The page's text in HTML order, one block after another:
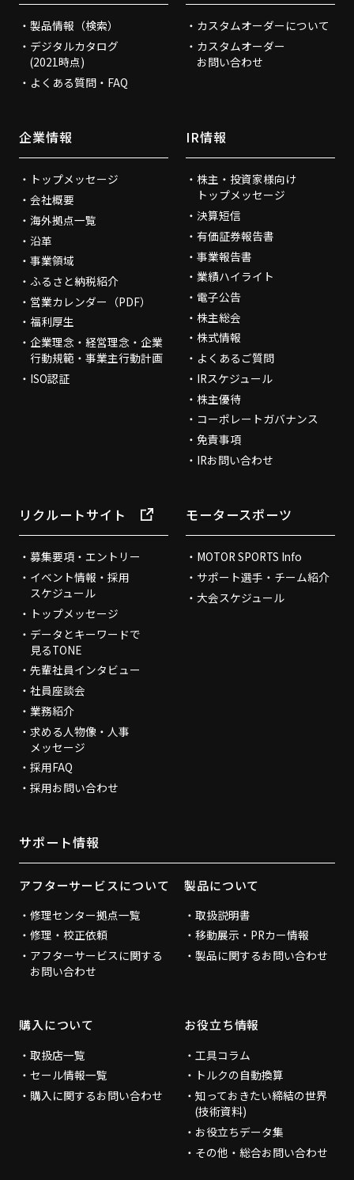
製品情報（検索）
デジタルカタログ
(2021時点)
よくある質問・FAQ
カスタムオーダーについて
カスタムオーダー
お問い合わせ
企業情報
トップメッセージ
会社概要
海外拠点一覧
沿革
事業領域
ふるさと納税紹介
営業カレンダー（PDF）
福利厚生
企業理念・経営理念・企業
行動規範・事業主行動計画
ISO認証
IR情報
株主・投資家様向け
トップメッセージ
決算短信
有価証券報告書
事業報告書
業績ハイライト
電子公告
株主総会
株式情報
よくあるご質問
IRスケジュール
株主優待
コーポレートガバナンス
免責事項
IRお問い合わせ
リクルートサイト
募集要項・エントリー
イベント情報・採用
スケジュール
トップメッセージ
データとキーワードで
見るTONE
先輩社員インタビュー
社員座談会
業務紹介
求める人物像・人事
メッセージ
採用FAQ
採用お問い合わせ
モータースポーツ
MOTOR SPORTS Info
サポート選手・チーム紹介
大会スケジュール
サポート情報
アフターサービスについて
修理センター拠点一覧
修理・校正依頼
アフターサービスに関する
お問い合わせ
製品について
取扱説明書
移動展示・PRカー情報
製品に関するお問い合わせ
購入について
取扱店一覧
セール情報一覧
購入に関するお問い合わせ
お役立ち情報
工具コラム
トルクの自動換算
知っておきたい締結の世界
(技術資料)
お役立ちデータ集
その他・総合お問い合わせ